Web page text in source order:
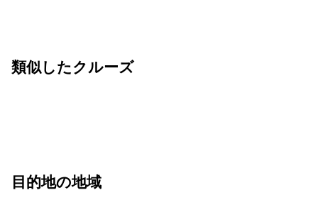
類似したクルーズ
目的地の地域